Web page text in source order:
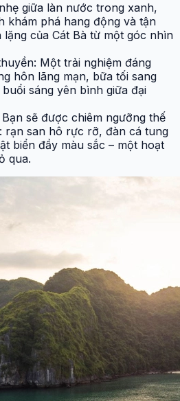
giữa làn nước trong xanh,
khám phá hang động và tận
của Cát Bà từ một góc nhìn
Một trải nghiệm đáng
hôn lãng mạn, bữa tối sang
sáng yên bình giữa đại
sẽ được chiêm ngưỡng thế
rạn san hô rực rỡ, đàn cá tung
biển đầy màu sắc – một hoạt
qua.